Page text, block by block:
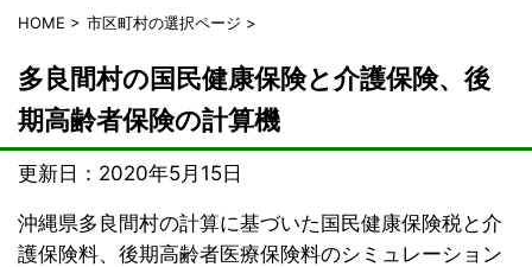
HOME > 市区町村の選択ページ >
多良間村の国民健康保険と介護保険、後
期高齢者保険の計算機
更新日： 2020年5月15日
沖縄県多良間村の計算に基づいた国民健康保険税と介
護保険料、後期高齢者医療保険料のシミュレーション